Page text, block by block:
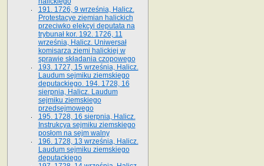
191. 1726, 9 września, Halicz.
Protestacye ziemian halickich
przeciwko elekcyi deputata na
trybunał kor. 192. 1726, 11
września, Halicz. Uniwersał
komisarza ziemi halickiej w
sprawie składania czopowego
193. 1727, 15 września, Halicz.
Laudum sejmiku ziemskiego
deputackiego. 194. 1728, 16
sierpnia, Halicz. Laudum
sejmiku ziemskiego
przedsejmowego
195. 1728, 16 sierpnia, Halicz.
Instrukcya sejmiku ziemskiego
posłom na sejm walny
196. 1728, 13 września, Halicz.
Laudum sejmiku ziemskiego
deputackiego